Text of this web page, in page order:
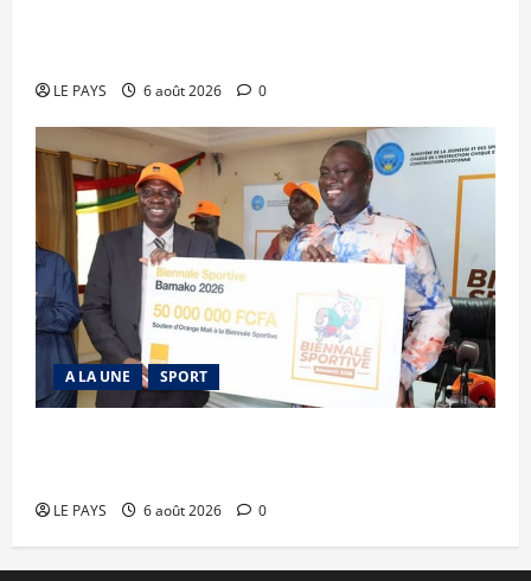
LE PAYS 6 août 2026 0
A LA UNE SPORT
LE PAYS 6 août 2026 0